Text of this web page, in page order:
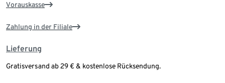
Vorauskasse
Zahlung in der Filiale
Lieferung
Gratisversand ab 29 € & kostenlose Rücksendung.